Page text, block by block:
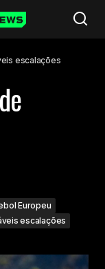
escalações
Europeu
escalações